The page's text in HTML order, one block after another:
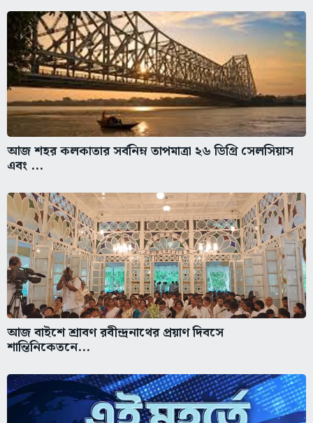
আজ শহর কলকাতার সর্বনিম্ন তাপমাত্রা ২৬ ডিগ্রি সেলসিয়াস
এবং ...
আজ বাইশে শ্রাবণ রবীন্দ্রনাথের প্রয়াণ দিবসে
শান্তিনিকেতনে...